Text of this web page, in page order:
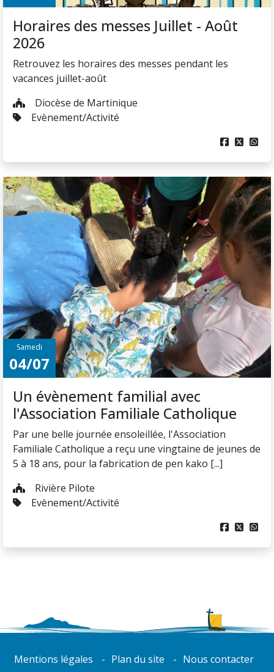
Horaires des messes Juillet - Août
2026
Retrouvez les horaires des messes pendant les
vacances juillet-août
Diocèse de Martinique
Evènement/Activité
  
Samedi
04/07
Un évènement familial avec
l'Association Familiale Catholique
Par une belle journée ensoleillée, l'Association
Familiale Catholique a reçu une vingtaine de jeunes de
5 à 18 ans, pour la fabrication de pen kako [...]
Rivière Pilote
Evènement/Activité
  
Mentions légales Plan du site Nous contacter